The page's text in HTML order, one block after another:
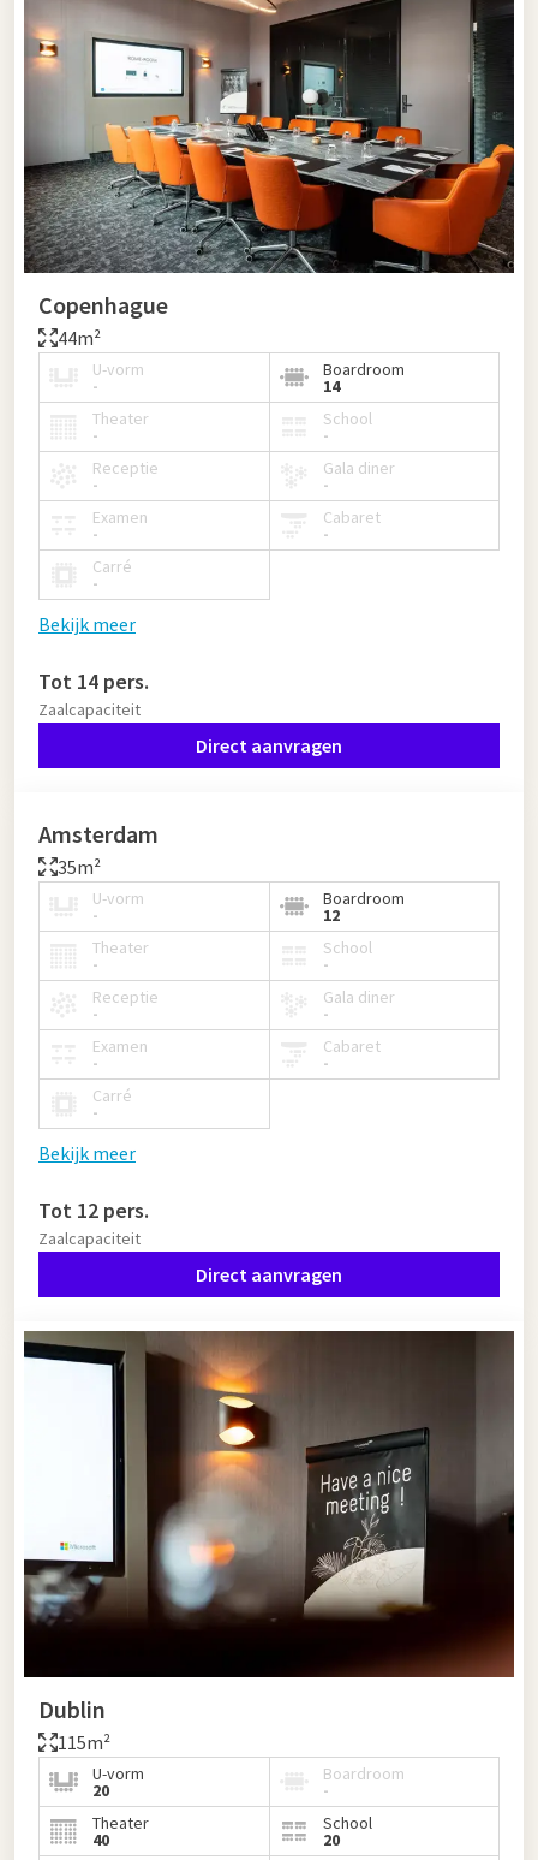
Copenhague
44m²
U-vorm
-
Boardroom
14
Theater
-
School
-
Receptie
-
Gala diner
-
Examen
-
Cabaret
-
Carré
-
Bekijk meer
Tot 14 pers.
Zaalcapaciteit
Direct aanvragen
Amsterdam
35m²
U-vorm
-
Boardroom
12
Theater
-
School
-
Receptie
-
Gala diner
-
Examen
-
Cabaret
-
Carré
-
Bekijk meer
Tot 12 pers.
Zaalcapaciteit
Direct aanvragen
Dublin
115m²
U-vorm
20
Boardroom
-
Theater
40
School
20